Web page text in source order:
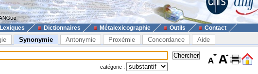
Lexiques Dictionnaires Métalexicographie Outils Contact
Synonymie Antonymie Proxémie Concordance Aide
catégorie :